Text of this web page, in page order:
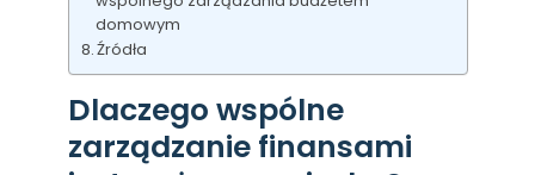
domowym
Źródła
Dlaczego wspólne
zarządzanie finansami